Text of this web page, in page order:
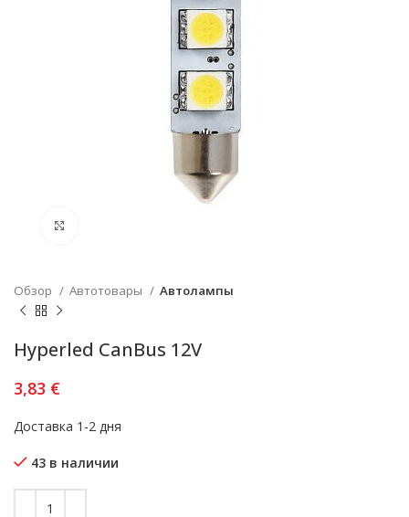
Обзор Автотовары Автолампы
Hyperled CanBus 12V
3,83 €
Доставка 1-2 дня
43 в наличии